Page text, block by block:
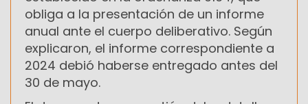
obliga a la presentación de un informe
anual ante el cuerpo deliberativo. Según
explicaron, el informe correspondiente a
2024 debió haberse entregado antes del
30 de mayo.